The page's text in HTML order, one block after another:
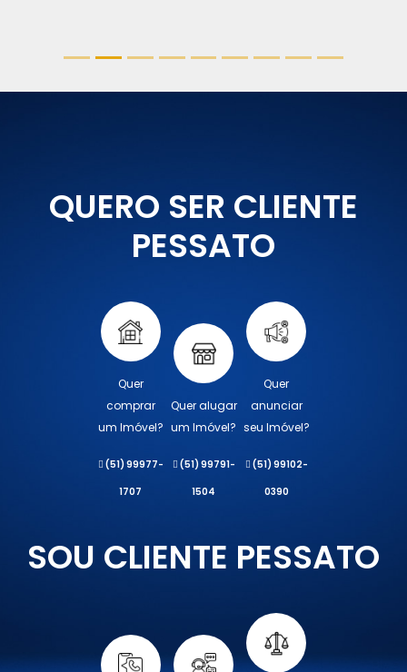
QUERO SER CLIENTE
PESSATO
Quer
comprar
um Imóvel?
(51) 99977-
1707
Quer alugar
um Imóvel?
(51) 99791-
1504
Quer
anunciar
seu Imóvel?
(51) 99102-
0390
SOU CLIENTE PESSATO